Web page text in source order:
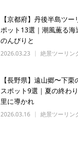
【京都府】丹後半島ツー
ポット13選｜潮風薫る海
のんびりと
2026.03.23 絶景ツーリン
【長野県】遠山郷〜下栗
スポット9選｜夏の終わ
里に導かれ
2026.03.16 絶景ツーリン